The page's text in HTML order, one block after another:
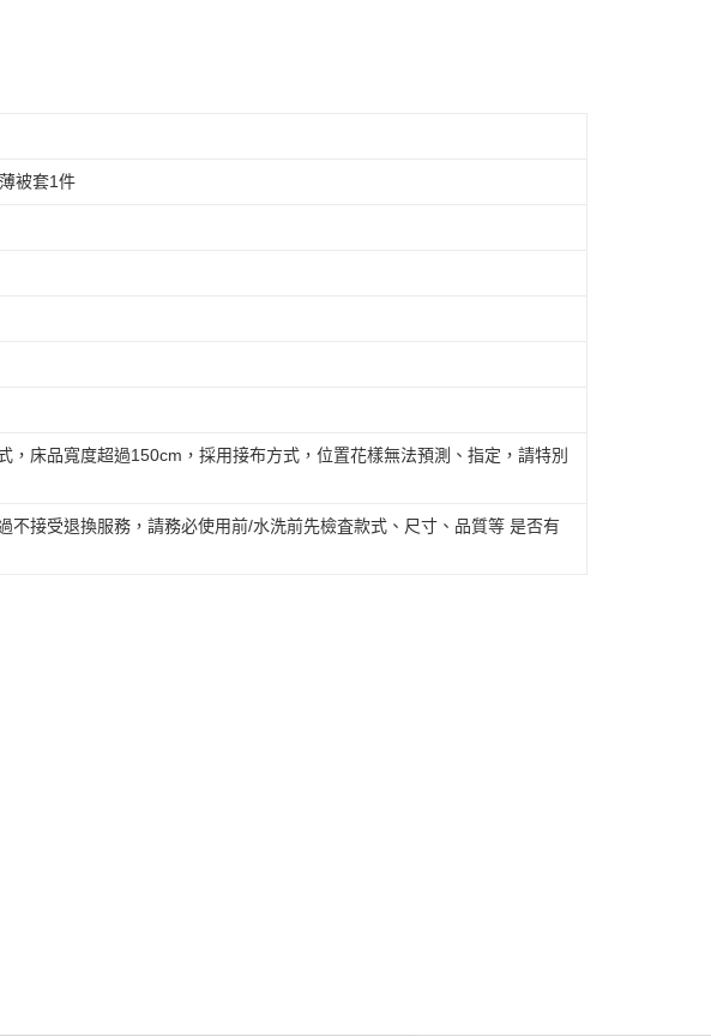
被套1件
，床品寬度超過150cm，採用接布方式，位置花樣無法預測、指定，請特別
不接受退換服務，請務必使用前/水洗前先檢査款式、尺寸、品質等 是否有